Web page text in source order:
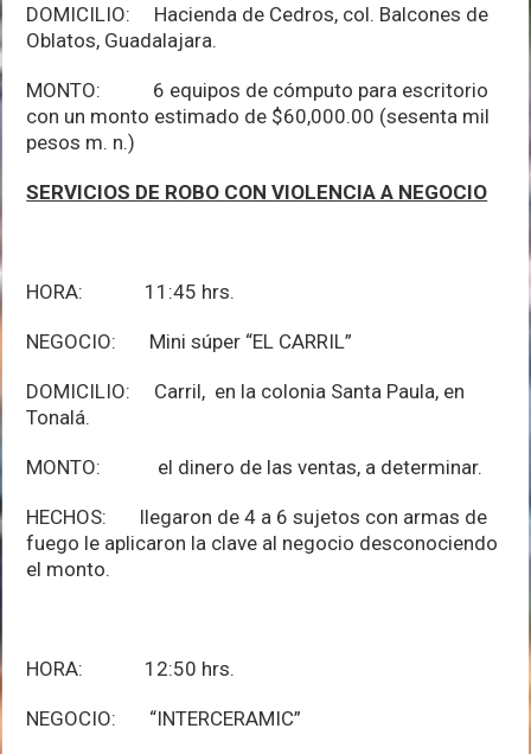
DOMICILIO: Hacienda de Cedros, col. Balcones de
Oblatos, Guadalajara.
MONTO: 6 equipos de cómputo para escritorio
con un monto estimado de $60,000.00 (sesenta mil
pesos m. n.)
SERVICIOS DE ROBO CON VIOLENCIA A NEGOCIO
HORA: 11:45 hrs.
NEGOCIO: Mini súper “EL CARRIL”
DOMICILIO: Carril, en la colonia Santa Paula, en
Tonalá.
MONTO: el dinero de las ventas, a determinar.
HECHOS: llegaron de 4 a 6 sujetos con armas de
fuego le aplicaron la clave al negocio desconociendo
el monto.
HORA: 12:50 hrs.
NEGOCIO: “INTERCERAMIC”